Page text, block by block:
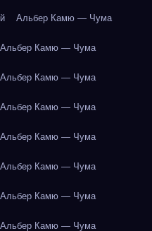
Альбер Камю — Чума
Альбер Камю — Чума
Альбер Камю — Чума
Альбер Камю — Чума
Альбер Камю — Чума
Альбер Камю — Чума
Альбер Камю — Чума
Альбер Камю — Чума